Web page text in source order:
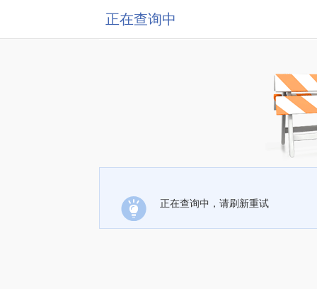
正在查询中
正在查询中，请刷新重试